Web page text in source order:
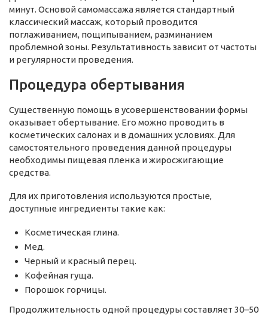
минут. Основой самомассажа является стандартный
классический массаж, который проводится
поглаживанием, пощипыванием, разминанием
проблемной зоны. Результативность зависит от частоты
и регулярности проведения.
Процедура обертывания
Существенную помощь в усовершенствовании формы
оказывает обертывание. Его можно проводить в
косметических салонах и в домашних условиях. Для
самостоятельного проведения данной процедуры
необходимы пищевая пленка и жиросжигающие
средства.
Для их приготовления используются простые,
доступные ингредиенты такие как:
Косметическая глина.
Мед.
Черный и красный перец.
Кофейная гуща.
Порошок горчицы.
Продолжительность одной процедуры составляет 30–50